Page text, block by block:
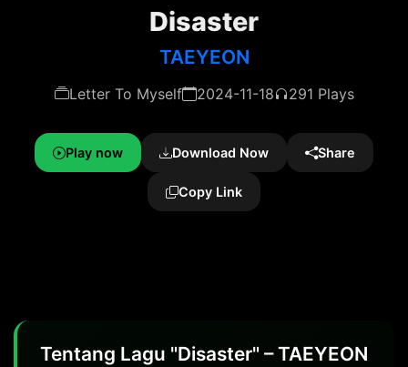
Disaster
TAEYEON
Letter To Myself 2024-11-18 291 Plays
Play now Download Now Share
Copy Link
Tentang Lagu "Disaster" – TAEYEON